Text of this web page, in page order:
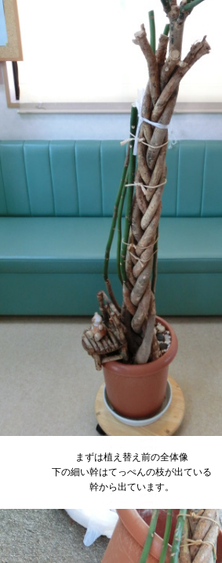
まずは植え替え前の全体像
下の細い幹はてっぺんの枝が出ている
幹から出ています。